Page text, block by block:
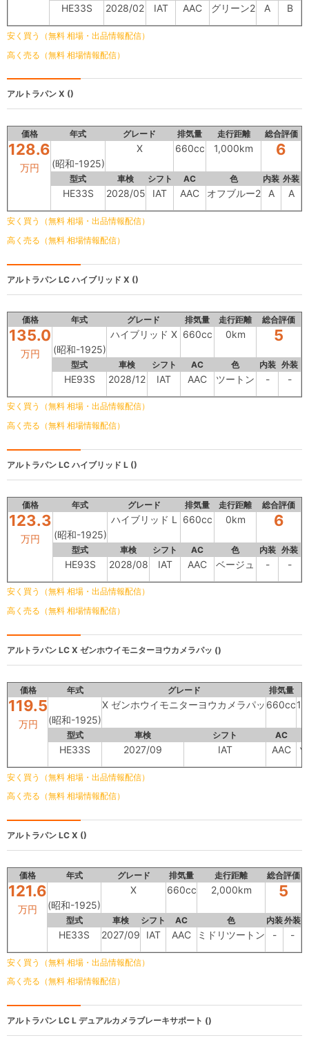
HE33S 2028/02 IAT AAC グリーン2 A B
安く買う（無料 相場・出品情報配信）
高く売る（無料 相場情報配信）
アルトラパン X ()
価格 年式 グレード 排気量 走行距離 総合評価
128.6
万円 (昭和-1925)
X 660cc 1,000km 6
型式 車検 シフト AC 色 内装 外装
HE33S 2028/05 IAT AAC オフブルー2 A A
安く買う（無料 相場・出品情報配信）
高く売る（無料 相場情報配信）
アルトラパン LC ハイブリッド X ()
価格 年式 グレード 排気量 走行距離 総合評価
135.0
万円 (昭和-1925)
ハイブリッド X 660cc 0km 5
型式 車検 シフト AC 色 内装 外装
HE93S 2028/12 IAT AAC ツートン - -
安く買う（無料 相場・出品情報配信）
高く売る（無料 相場情報配信）
アルトラパン LC ハイブリッド L ()
価格 年式 グレード 排気量 走行距離 総合評価
123.3
万円 (昭和-1925)
ハイブリッド L 660cc 0km 6
型式 車検 シフト AC 色 内装 外装
HE93S 2028/08 IAT AAC ベージュ - -
安く買う（無料 相場・出品情報配信）
高く売る（無料 相場情報配信）
アルトラパン LC X ゼンホウイモニターヨウカメラパッ ()
価格 年式 グレード 排気量
119.5
万円 (昭和-1925)
X ゼンホウイモニターヨウカメラパッ 660cc
型式 車検 シフト AC
HE33S 2027/09 IAT AAC
安く買う（無料 相場・出品情報配信）
高く売る（無料 相場情報配信）
アルトラパン LC X ()
価格 年式 グレード 排気量 走行距離 総合評価
121.6
万円 (昭和-1925)
X 660cc 2,000km 5
型式 車検 シフト AC 色 内装外装
HE33S 2027/09 IAT AAC ミドリツートン - -
安く買う（無料 相場・出品情報配信）
高く売る（無料 相場情報配信）
アルトラパン LC L デュアルカメラブレーキサポート ()